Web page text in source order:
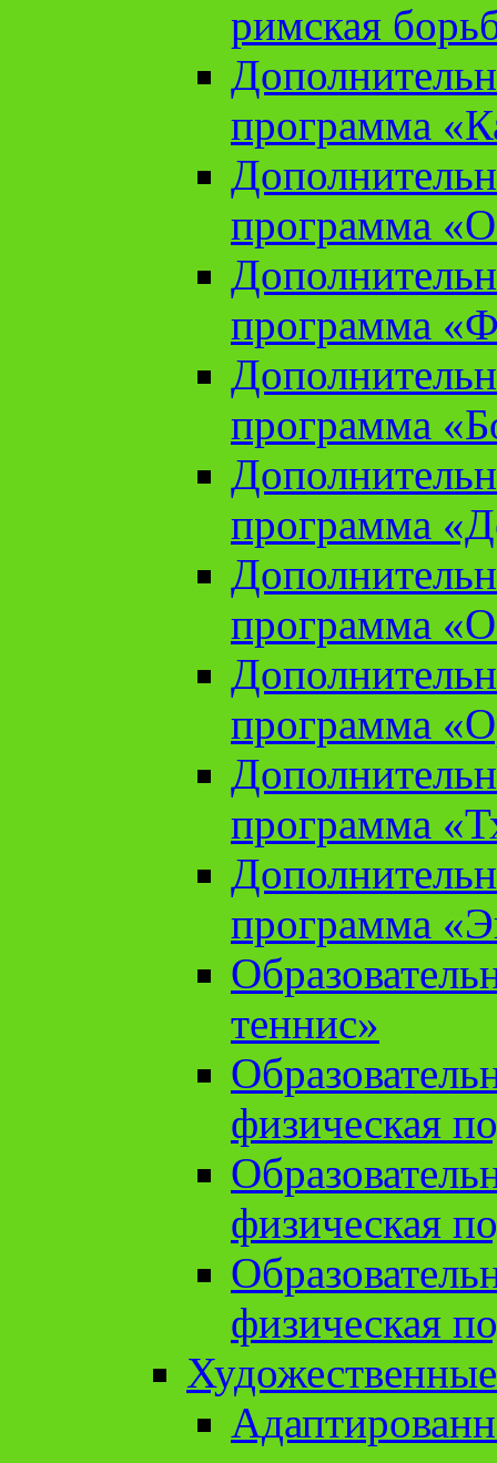
римская
программа
программа
программа
программа
программа
программа
программа
программа
программа
теннис»
физическая
физическая
физическая
Художественные